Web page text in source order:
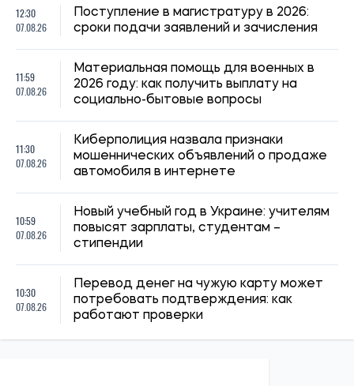
10:30
07.08.26
Перевод денег на чужую карту может
потребовать подтверждения: как
работают проверки